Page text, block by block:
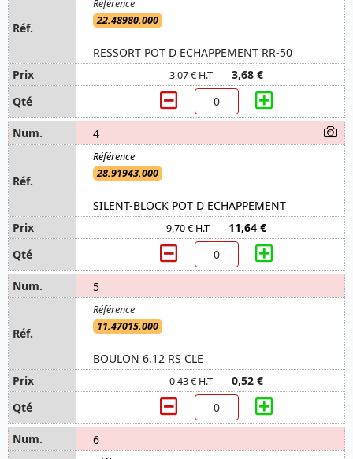
22.48980.000
RESSORT POT D ECHAPPEMENT RR-50
3,07 € H.T 3,68 €
4
28.91943.000
SILENT-BLOCK POT D ECHAPPEMENT
9,70 € H.T 11,64 €
5
11.47015.000
BOULON 6.12 RS CLE
0,43 € H.T 0,52 €
6